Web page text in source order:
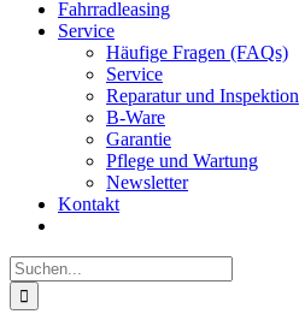
Fahrradleasing
Service
Häufige Fragen (FAQs)
Service
Reparatur und Inspektion
B-Ware
Garantie
Pflege und Wartung
Newsletter
Kontakt
Suche
nach: